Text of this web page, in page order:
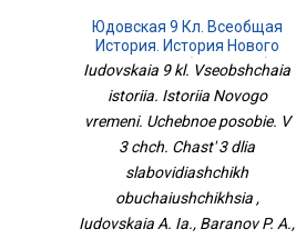
Юдовская 9 Кл. Всеобщая
История. История Нового
Времени. Учебное Пособие.
Слабовидящих
Обучающихся
Iudovskaia 9 kl. Vseobshchaia
istoriia. Istoriia Novogo
vremeni. Uchebnoe posobie. V
3 chch. Chast' 3 dlia
slabovidiashchikh
obuchaiushchikhsia ,
Iudovskaia A. Ia., Baranov P. A.,